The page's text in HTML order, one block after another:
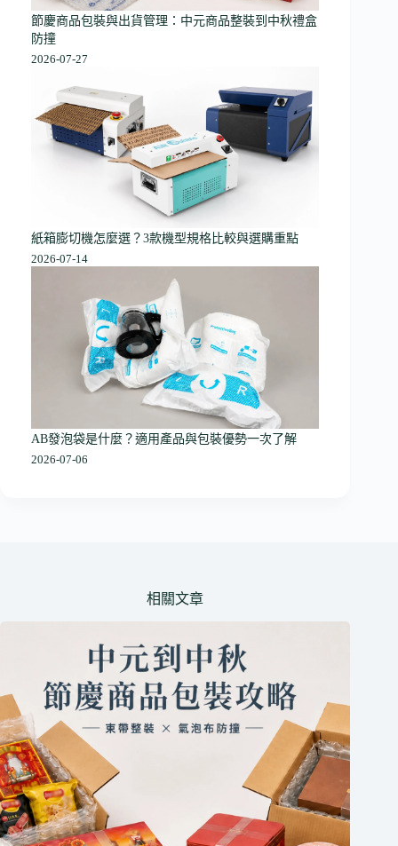
節慶商品包裝與出貨管理：中元商品整裝到中秋禮盒
防撞
2026-07-27
紙箱膨切機怎麼選？3款機型規格比較與選購重點
2026-07-14
AB發泡袋是什麼？適用產品與包裝優勢一次了解
2026-07-06
相關文章